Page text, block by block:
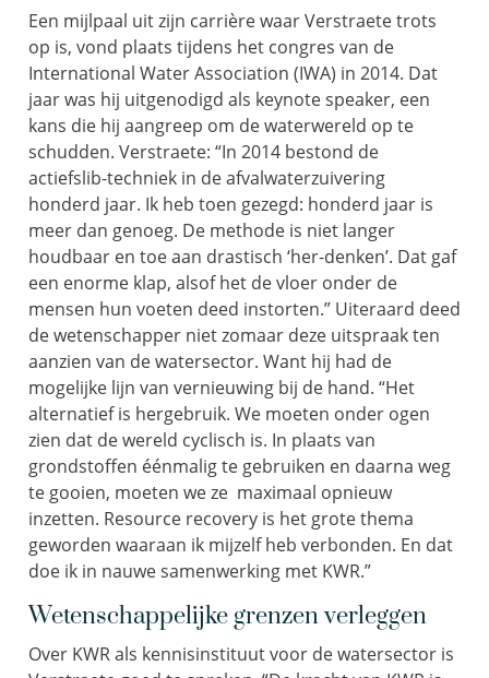
Een mijlpaal uit zijn carrière waar Verstraete trots
op is, vond plaats tijdens het congres van de
International Water Association (IWA) in 2014. Dat
jaar was hij uitgenodigd als keynote speaker, een
kans die hij aangreep om de waterwereld op te
schudden. Verstraete: “In 2014 bestond de
actiefslib-techniek in de afvalwaterzuivering
honderd jaar. Ik heb toen gezegd: honderd jaar is
meer dan genoeg. De methode is niet langer
houdbaar en toe aan drastisch ‘her-denken’. Dat gaf
een enorme klap, alsof het de vloer onder de
mensen hun voeten deed instorten.” Uiteraard deed
de wetenschapper niet zomaar deze uitspraak ten
aanzien van de watersector. Want hij had de
mogelijke lijn van vernieuwing bij de hand. “Het
alternatief is hergebruik. We moeten onder ogen
zien dat de wereld cyclisch is. In plaats van
grondstoffen éénmalig te gebruiken en daarna weg
te gooien, moeten we ze maximaal opnieuw
inzetten. Resource recovery is het grote thema
geworden waaraan ik mijzelf heb verbonden. En dat
doe ik in nauwe samenwerking met KWR.”
Wetenschappelijke grenzen verleggen
Over KWR als kennisinstituut voor de watersector is